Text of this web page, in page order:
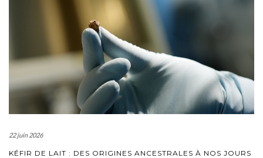
22 juin 2026
KÉFIR DE LAIT : DES ORIGINES ANCESTRALES À NOS JOURS